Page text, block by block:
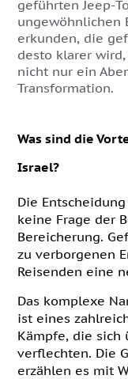
geführten Jeep-
ungewöhnlichen
erkunden, die
desto klarer
nicht nur ein
Transformation.
Was sind die
Israel?
Die
keine Frage der
Bereicherung.
zu verborgenen
Reisenden eine
Das komplexe
ist eines
Kämpfe, die sich
verflechten. Die
erzählen es mit